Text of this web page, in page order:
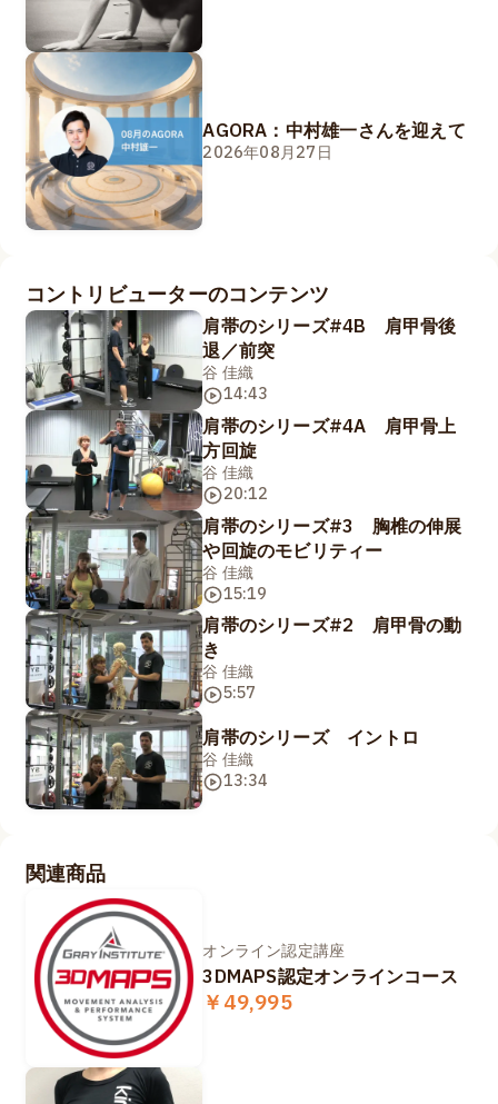
AGORA：中村雄一さんを迎えて
2026年08月27日
コントリビューターのコンテンツ
肩帯のシリーズ#4B 肩甲骨後
退／前突
谷 佳織
14:43
肩帯のシリーズ#4A 肩甲骨上
方回旋
谷 佳織
20:12
肩帯のシリーズ#3 胸椎の伸展
や回旋のモビリティー
谷 佳織
15:19
肩帯のシリーズ#2 肩甲骨の動
き
谷 佳織
5:57
肩帯のシリーズ イントロ
谷 佳織
13:34
関連商品
オンライン認定講座
3DMAPS認定オンラインコース
￥49,995